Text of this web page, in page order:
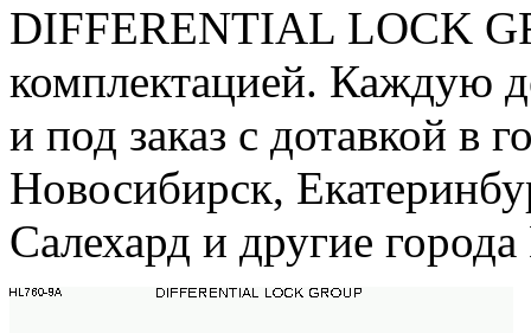
DIFFERENTIAL LOCK
комплектацией. Каждую
и под заказ с дотавкой в
Новосибирск,
Салехард и другие